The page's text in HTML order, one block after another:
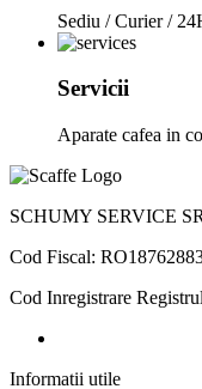
Sediu / Curier /
Servicii
Aparate cafea in
SCHUMY SERVICE
Cod Fiscal:
Cod Inregistrare
Informatii utile